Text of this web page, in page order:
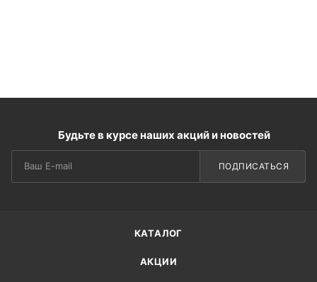
Будьте в курсе наших акций и новостей
ПОДПИСАТЬСЯ
КАТАЛОГ
АКЦИИ